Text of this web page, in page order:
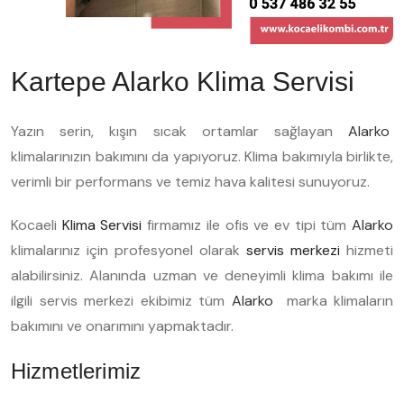
Kartepe Alarko Klima Servisi
Yazın serin, kışın sıcak ortamlar sağlayan Alarko
klimalarınızın bakımını da yapıyoruz. Klima bakımıyla birlikte,
verimli bir performans ve temiz hava kalitesi sunuyoruz.
Kocaeli Klima Servisifirmamız ile ofis ve ev tipi tümAlarko
klimalarınız için profesyonel olarak servis merkezi hizmeti
alabilirsiniz. Alanında uzman ve deneyimli klima bakımı ile
ilgili servis merkezi ekibimiz tüm Alarko marka klimaların
bakımını ve onarımını yapmaktadır.
Hizmetlerimiz